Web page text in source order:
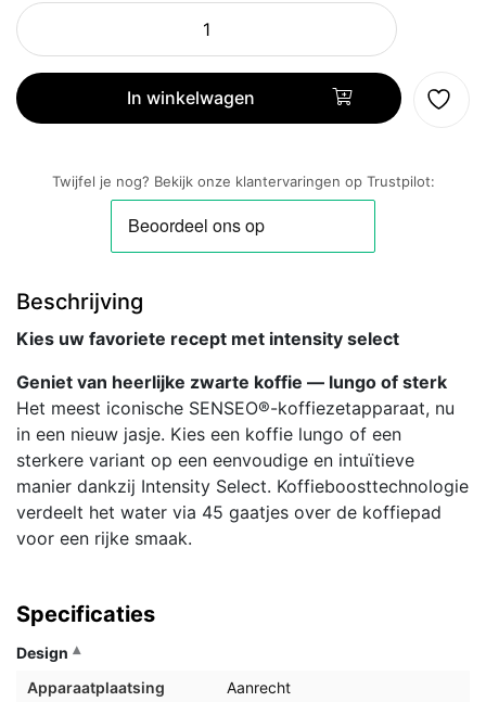
Senseo
Original
CSA210/20
Koffiepadmachine
In winkelwagen
Twijfel je nog? Bekijk onze klantervaringen op Trustpilot:
Beschrijving
Kies uw favoriete recept met intensity select
Geniet van heerlijke zwarte koffie — lungo of sterk
Het meest iconische SENSEO®-koffiezetapparaat, nu
in een nieuw jasje. Kies een koffie lungo of een
sterkere variant op een eenvoudige en intuïtieve
manier dankzij Intensity Select. Koffieboosttechnologie
verdeelt het water via 45 gaatjes over de koffiepad
voor een rijke smaak.
Specificaties
Design
Apparaatplaatsing
Aanrecht